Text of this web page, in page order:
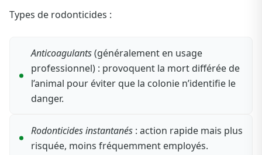
Types de rodonticides :
Anticoagulants(généralement en usage
professionnel) : provoquent la mort différée de
l’animal pour éviter que la colonie n’identifie le
danger.
Rodonticides instantanés : action rapide mais plus
risquée, moins fréquemment employés.